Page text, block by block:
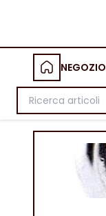
NEGOZIO